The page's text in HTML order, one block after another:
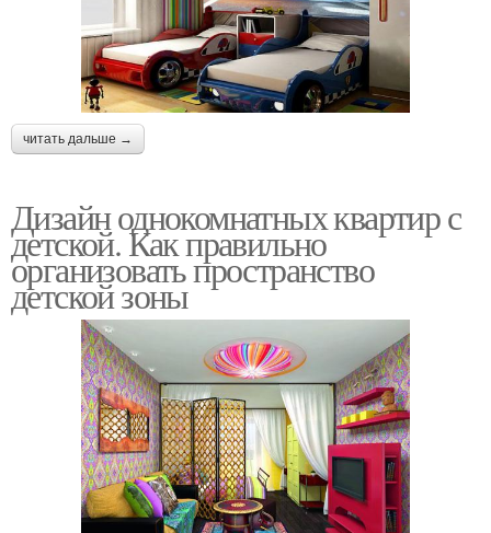
читать дальше →
Дизайн однокомнатных квартир с
детской. Как правильно
организовать пространство
детской зоны